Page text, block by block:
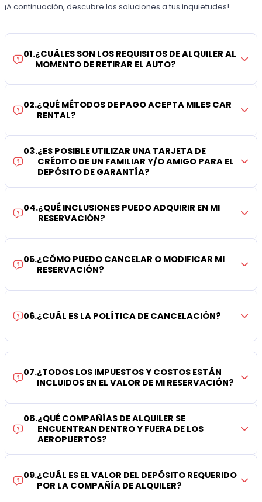
¡A continuación, descubre las soluciones a tus inquietudes!
01.¿CUÁLES SON LOS REQUISITOS DE ALQUILER AL
MOMENTO DE RETIRAR EL AUTO?
02.¿QUÉ MÉTODOS DE PAGO ACEPTA MILES CAR
RENTAL?
03.¿ES POSIBLE UTILIZAR UNA TARJETA DE
CRÉDITO DE UN FAMILIAR Y/O AMIGO PARA EL
DEPÓSITO DE GARANTÍA?
04.¿QUÉ INCLUSIONES PUEDO ADQUIRIR EN MI
RESERVACIÓN?
05.¿CÓMO PUEDO CANCELAR O MODIFICAR MI
RESERVACIÓN?
06.¿CUÁL ES LA POLÍTICA DE CANCELACIÓN?
07.¿TODOS LOS IMPUESTOS Y COSTOS ESTÁN
INCLUIDOS EN EL VALOR DE MI RESERVACIÓN?
08.¿QUÉ COMPAÑÍAS DE ALQUILER SE
ENCUENTRAN DENTRO Y FUERA DE LOS
AEROPUERTOS?
09.¿CUÁL ES EL VALOR DEL DEPÓSITO REQUERIDO
POR LA COMPAÑÍA DE ALQUILER?